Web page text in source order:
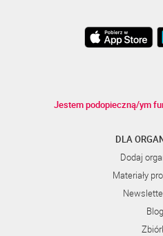
Jestem podopieczną/ym
DLA
Dodaj
Materiały
Blog